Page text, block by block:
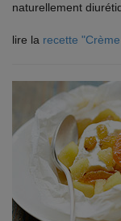
naturellement
lire la recette